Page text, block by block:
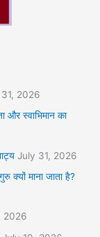
2026
और स्वाभिमान का
July 31, 2026
क्यों माना जाता है?
2026